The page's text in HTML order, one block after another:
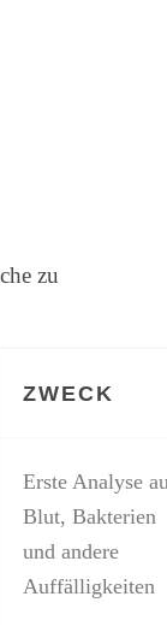
zu
ZWECK
Erste Analyse
Blut, Bakterien
und andere
Auffälligkeiten